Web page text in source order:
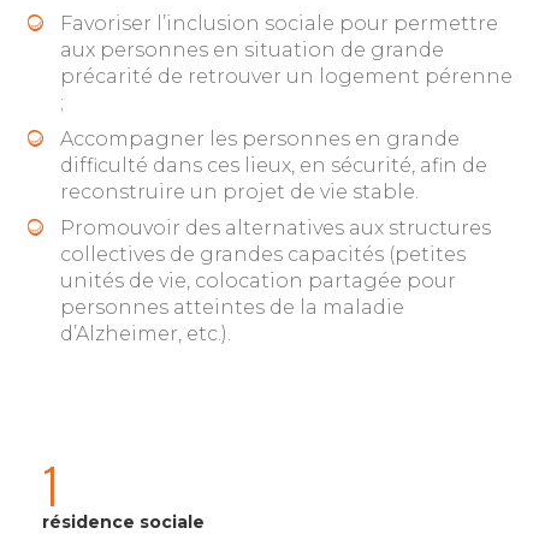
Favoriser l’inclusion sociale pour permettre
aux personnes en situation de grande
précarité de retrouver un logement pérenne
;
Accompagner les personnes en grande
difficulté dans ces lieux, en sécurité, afin de
reconstruire un projet de vie stable.
Promouvoir des alternatives aux structures
collectives de grandes capacités (petites
unités de vie, colocation partagée pour
personnes atteintes de la maladie
d’Alzheimer, etc.).
1
résidence sociale